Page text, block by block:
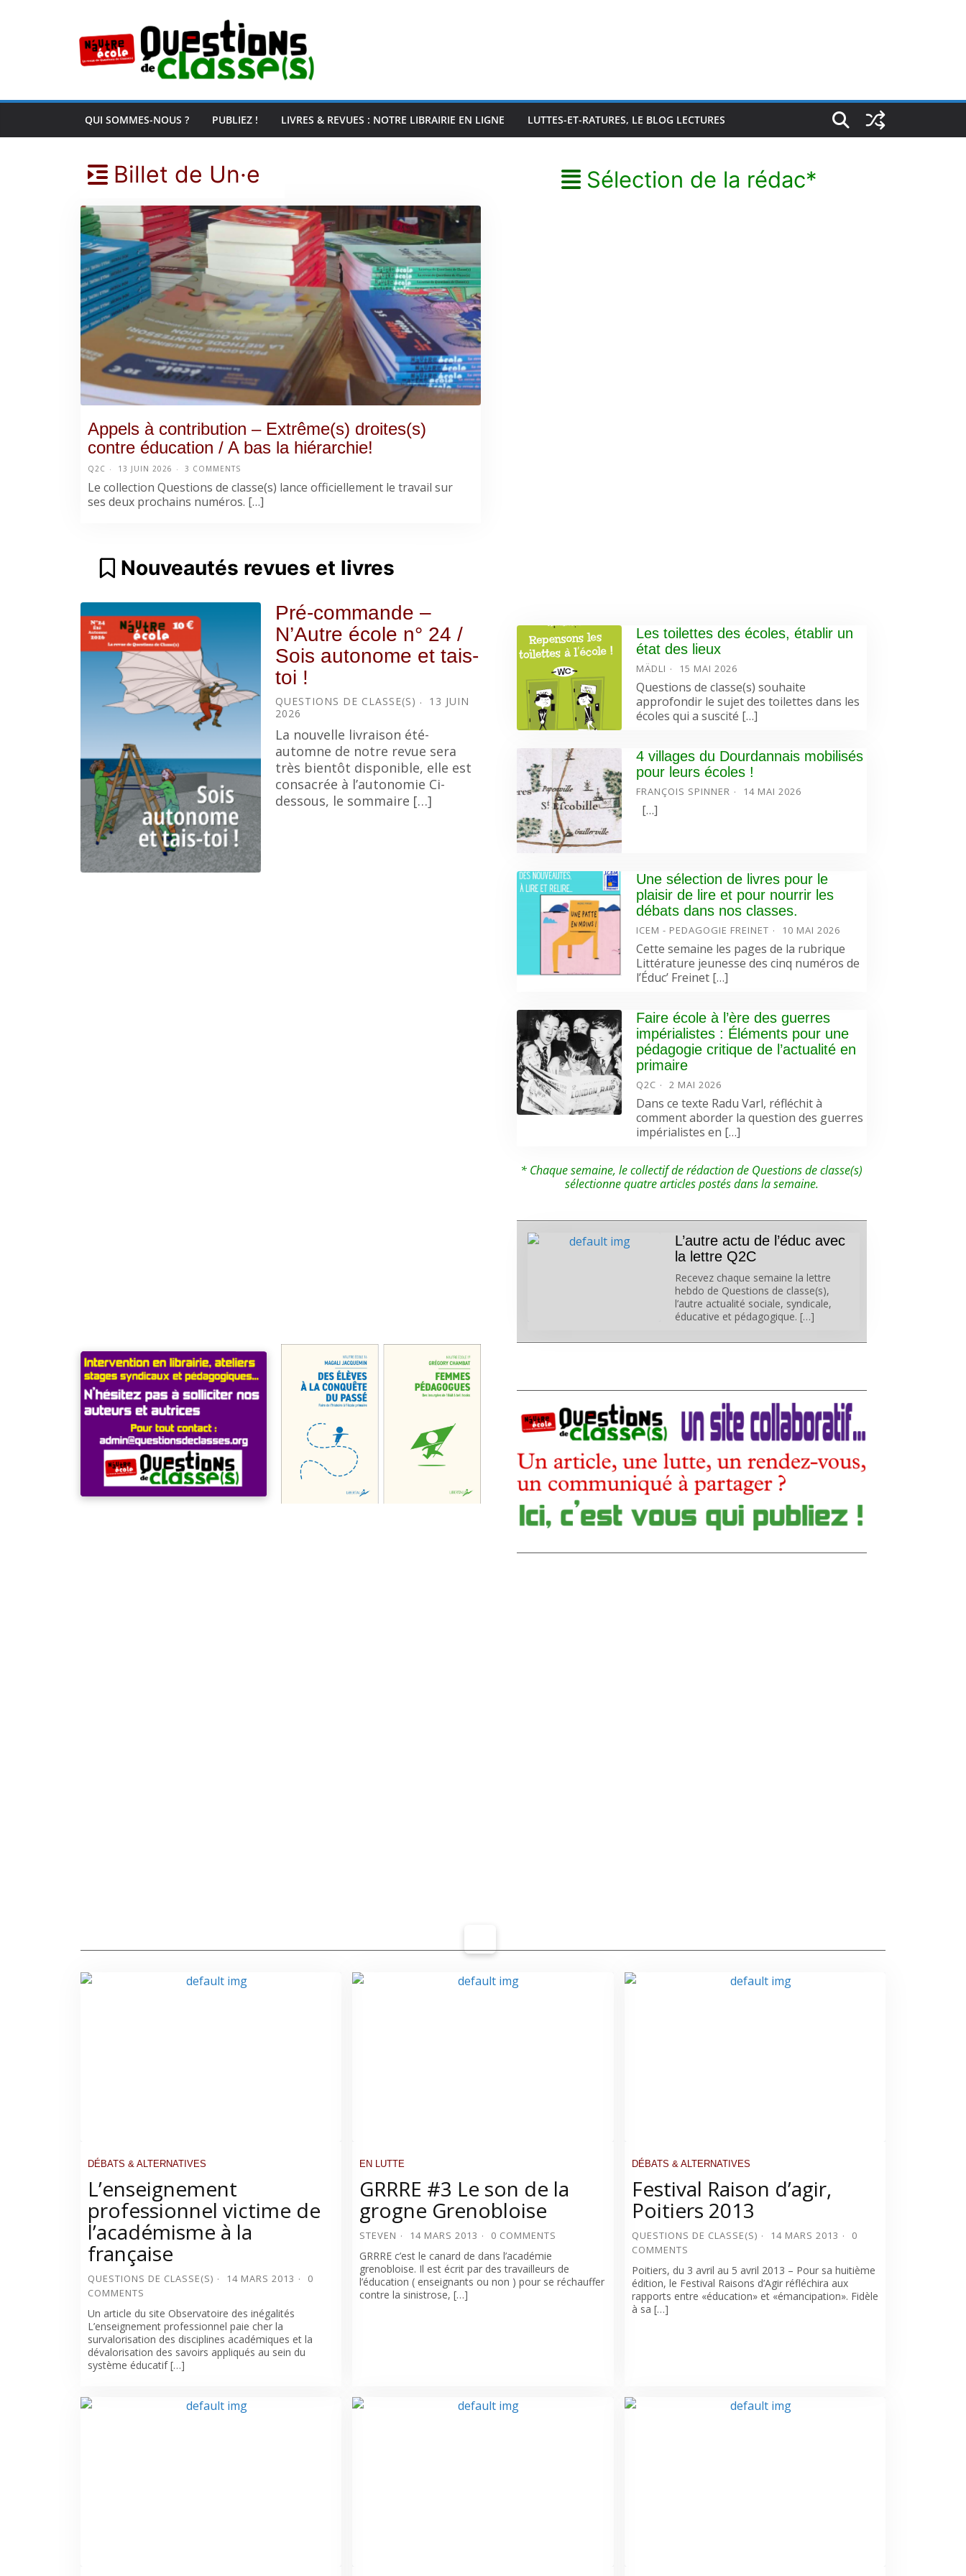
QUI SOMMES-NOUS ? PUBLIEZ ! LIVRES & REVUES : NOTRE LIBRAIRIE EN LIGNE LUTTES-ET-RATURES, LE BLOG LECTURES
Billet de Un·e
Appels à contribution – Extrême(s) droites(s)
contre éducation / A bas la hiérarchie!
Q2C 13 JUIN 2026 3 COMMENTS
Le collection Questions de classe(s) lance officiellement le travail sur
ses deux prochains numéros. […]
Nouveautés revues et livres
Pré-commande –
N’Autre école n° 24 /
Sois autonome et tais-
toi !
QUESTIONS DE CLASSE(S)
13 JUIN
2026
La nouvelle livraison été-
automne de notre revue sera
très bientôt disponible, elle est
consacrée à l’autonomie Ci-
dessous, le sommaire […]
Sélection de la rédac*
Les toilettes des écoles, établir un
état des lieux
MÄDLI 15 MAI 2026
Questions de classe(s) souhaite
approfondir le sujet des toilettes dans les
écoles qui a suscité […]
4 villages du Dourdannais mobilisés
pour leurs écoles !
FRANÇOIS SPINNER 14 MAI 2026
[…]
Une sélection de livres pour le
plaisir de lire et pour nourrir les
débats dans nos classes.
ICEM - PEDAGOGIE FREINET 10 MAI 2026
Cette semaine les pages de la rubrique
Littérature jeunesse des cinq numéros de
l’Éduc’ Freinet […]
Faire école à l’ère des guerres
impérialistes : Éléments pour une
pédagogie critique de l’actualité en
primaire
Q2C 2 MAI 2026
Dans ce texte Radu Varl, réfléchit à
comment aborder la question des guerres
impérialistes en […]
* Chaque semaine, le collectif de rédaction de Questions de classe(s)
sélectionne quatre articles postés dans la semaine.
L’autre actu de l’éduc avec
la lettre Q2C
Recevez chaque semaine la lettre
hebdo de Questions de classe(s),
l’autre actualité sociale, syndicale,
éducative et pédagogique. […]
DÉBATS & ALTERNATIVES
L’enseignement
professionnel victime de
l’académisme à la
française
QUESTIONS DE CLASSE(S) 14 MARS 2013
0
COMMENTS
Un article du site Observatoire des inégalités
L’enseignement professionnel paie cher la
survalorisation des disciplines académiques et la
dévalorisation des savoirs appliqués au sein du
système éducatif […]
EN LUTTE
GRRRE #3 Le son de la
grogne Grenobloise
STEVEN 14 MARS 2013 0 COMMENTS
GRRRE c’est le canard de dans l’académie
grenobloise. Il est écrit par des travailleurs de
l’éducation ( enseignants ou non ) pour se réchauffer
contre la sinistrose, […]
DÉBATS & ALTERNATIVES
Festival Raison d’agir,
Poitiers 2013
QUESTIONS DE CLASSE(S) 14 MARS 2013
0
COMMENTS
Poitiers, du 3 avril au 5 avril 2013 – Pour sa huitième
édition, le Festival Raisons d’Agir réfléchira aux
rapports entre «éducation» et «émancipation». Fidèle
à sa […]